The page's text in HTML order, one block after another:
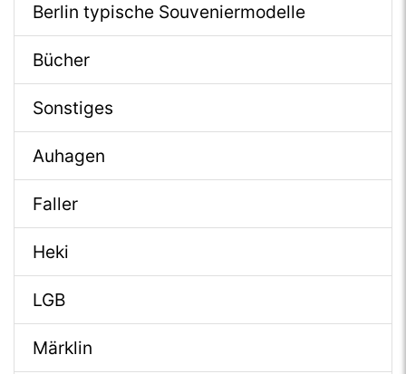
Berlin typische Souveniermodelle
Bücher
Sonstiges
Auhagen
Faller
Heki
LGB
Märklin